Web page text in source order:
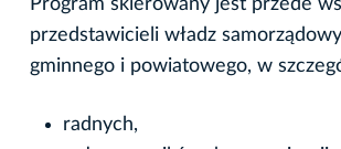
Program skierowany jest przede
przedstawicieli władz
gminnego i powiatowego, w
radnych,